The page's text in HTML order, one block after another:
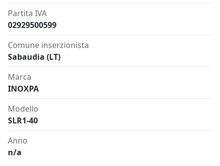
Partita IVA
02929500599
Comune inserzionista
Sabaudia (LT)
Marca
INOXPA
Modello
SLR1-40
Anno
n/a